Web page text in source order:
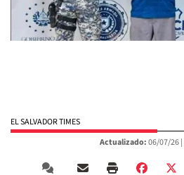
EL SALVADOR TIMES
Actualizado:06/07/26 |